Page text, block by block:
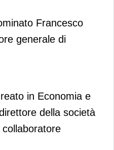
è il nuovo
Mezzacorona
Francesco
generale di
in Economia e
della società